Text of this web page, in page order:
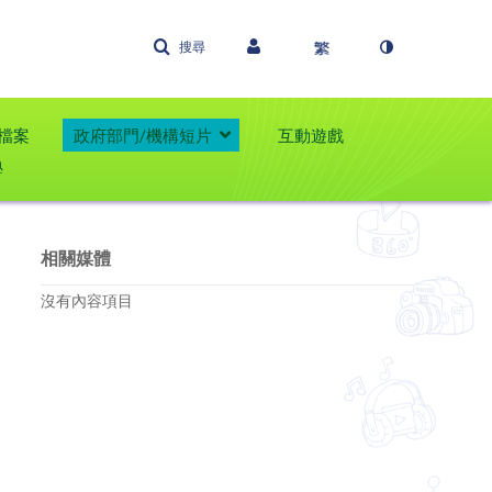
搜尋
案 政府部門/機構短片
互動遊戲
相關媒體
沒有內容項目